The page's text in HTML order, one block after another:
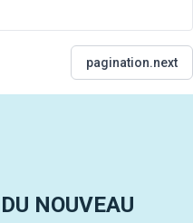
pagination.next
NOUVEAU